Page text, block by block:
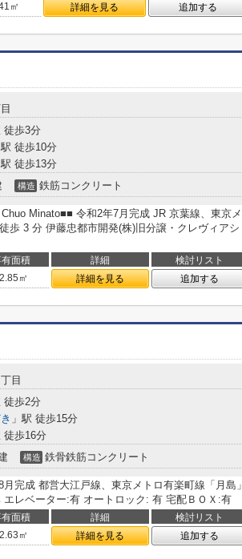
㎡ 詳細を見る 追加する
徒歩3分
駅 徒歩10分
駅 徒歩13分
構造 鉄筋コンクリート
Minato■■ 令和2年7月完成 JR 京葉線、東京メ
歩 3 分 伊藤忠都市開発(株)旧分譲・クレヴィアシ
面積 詳細
検討リスト
㎡ 詳細を見る 追加する
目
徒歩2分
」駅 徒歩15分
徒歩16分
構造 鉄骨鉄筋コンクリート
完成 都営大江戸線、東京メトロ有楽町線「月島」
レベーター:有 オートロック: 有 宅配ＢＯＸ:有
面積 詳細
検討リスト
㎡ 詳細を見る 追加する